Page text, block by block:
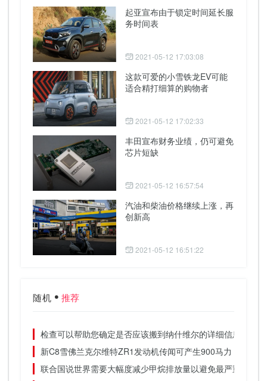
起亚宣布由于锁定时间延长服
务时间表
2021-05-12 17:03:08
这款可爱的小雪铁龙EV可能
适合精打细算的购物者
2021-05-12 17:02:33
丰田宣布财务业绩，仍可避免
芯片短缺
2021-05-12 16:57:54
汽油和柴油价格继续上涨，再
创新高
2021-05-12 16:51:22
随机 推荐
检查可以帮助您确定是否应该搬到纳什维尔的详细信息
新C8雪佛兰克尔维特ZR1发动机传闻可产生900马力
联合国说世界需要大幅度减少甲烷排放量以避免最严重的气